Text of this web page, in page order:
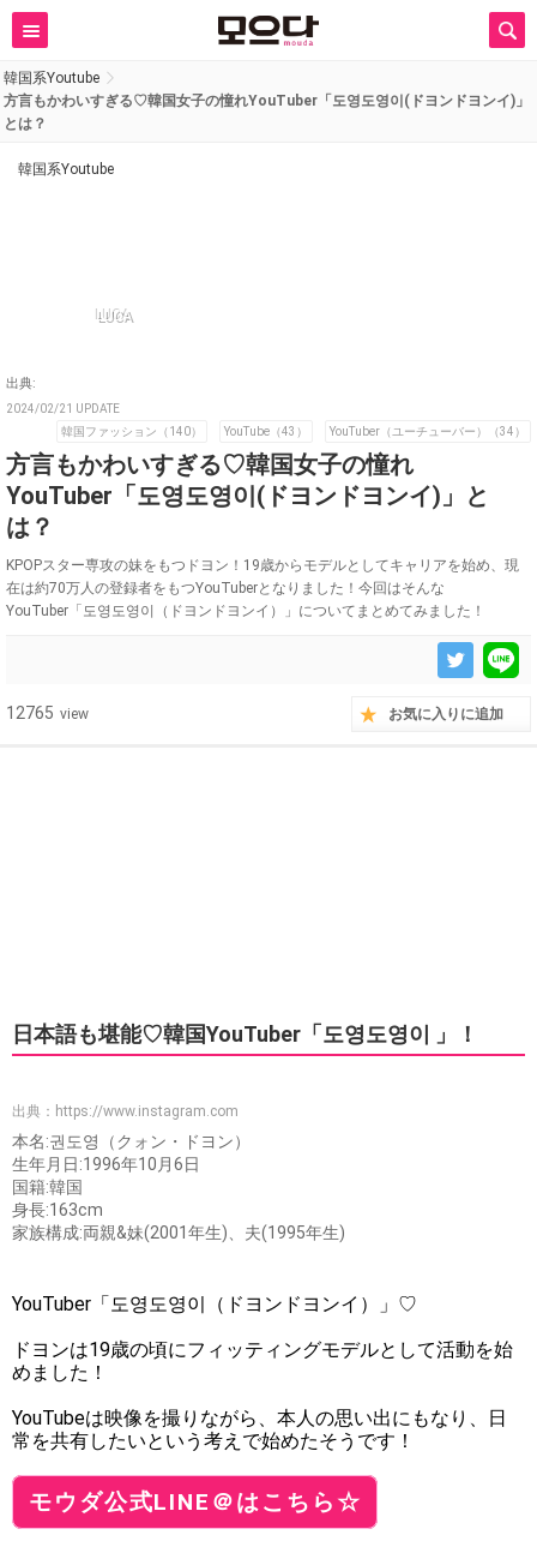
韓国系Youtube
方言もかわいすぎる♡韓国女子の憧れYouTuber「도영도영이(ドヨンドヨンイ)」
とは？
韓国系Youtube
LUCA
出典:
2024/02/21 UPDATE
韓国ファッション（140）
YouTube（43） YouTuber（ユーチューバー）（34）
方言もかわいすぎる♡韓国女子の憧れ
YouTuber「도영도영이(ドヨンドヨンイ)」と
は？
KPOPスター専攻の妹をもつドヨン！19歳からモデルとしてキャリアを始め、現
在は約70万人の登録者をもつYouTuberとなりました！今回はそんな
YouTuber「도영도영이（ドヨンドヨンイ）」についてまとめてみました！
12765 view お気に入りに追加
日本語も堪能♡韓国YouTuber「도영도영이 」！
出典： https://www.instagram.com
本名:권도영（クォン・ドヨン）
生年月日:1996年10月6日
国籍:韓国
身長:163cm
家族構成:両親&妹(2001年生)、夫(1995年生)
YouTuber「도영도영이（ドヨンドヨンイ）」♡
ドヨンは19歳の頃にフィッティングモデルとして活動を始
めました！
YouTubeは映像を撮りながら、本人の思い出にもなり、日
常を共有したいという考えで始めたそうです！
モウダ公式LINE＠はこちら☆